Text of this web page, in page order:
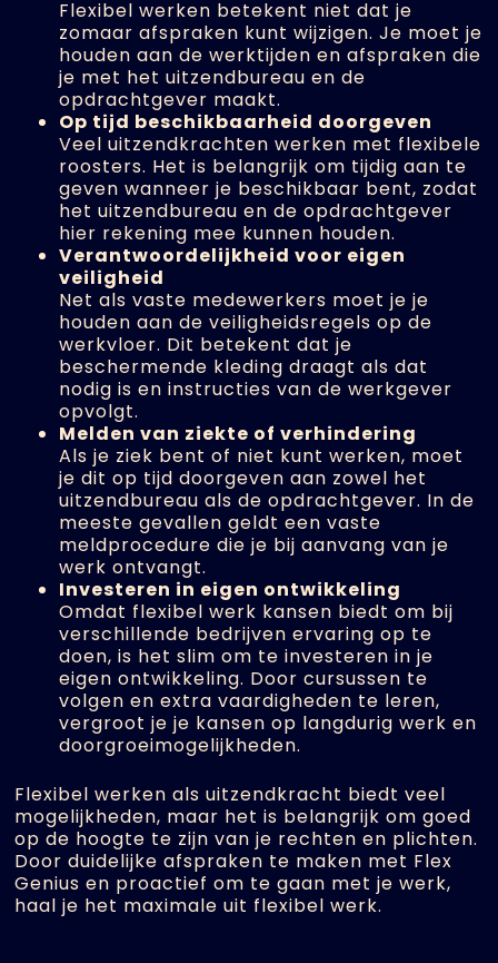
Flexibel werken betekent niet dat je
zomaar afspraken kunt wijzigen. Je moet je
houden aan de werktijden en afspraken die
je met het uitzendbureau en de
opdrachtgever maakt.
Op tijd beschikbaarheid doorgeven
Veel uitzendkrachten werken met flexibele
roosters. Het is belangrijk om tijdig aan te
geven wanneer je beschikbaar bent, zodat
het uitzendbureau en de opdrachtgever
hier rekening mee kunnen houden.
Verantwoordelijkheid voor eigen
veiligheid
Net als vaste medewerkers moet je je
houden aan de veiligheidsregels op de
werkvloer. Dit betekent dat je
beschermende kleding draagt als dat
nodig is en instructies van de werkgever
opvolgt.
Melden van ziekte of verhindering
Als je ziek bent of niet kunt werken, moet
je dit op tijd doorgeven aan zowel het
uitzendbureau als de opdrachtgever. In de
meeste gevallen geldt een vaste
meldprocedure die je bij aanvang van je
werk ontvangt.
Investeren in eigen ontwikkeling
Omdat flexibel werk kansen biedt om bij
verschillende bedrijven ervaring op te
doen, is het slim om te investeren in je
eigen ontwikkeling. Door cursussen te
volgen en extra vaardigheden te leren,
vergroot je je kansen op langdurig werk en
doorgroeimogelijkheden.
Flexibel werken als uitzendkracht biedt veel
mogelijkheden, maar het is belangrijk om goed
op de hoogte te zijn van je rechten en plichten.
Door duidelijke afspraken te maken met Flex
Genius en proactief om te gaan met je werk,
haal je het maximale uit flexibel werk.